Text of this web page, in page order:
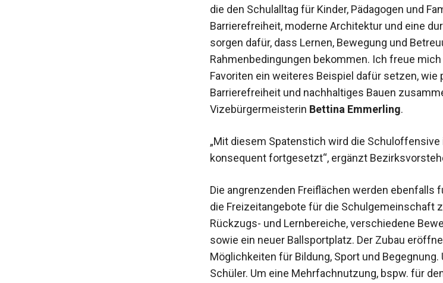
die den Schulalltag für Kinder, Pädagogen und
Barrierefreiheit, moderne Architektur und eine
sorgen dafür, dass Lernen, Bewegung und
Rahmenbedingungen bekommen. Ich freue
Favoriten ein weiteres Beispiel dafür setzen, wie
Barrierefreiheit und nachhaltiges Bauen
Vizebürgermeisterin Bettina Emmerling.
„Mit diesem Spatenstich wird die
konsequent fortgesetzt“, ergänzt
Die angrenzenden Freiflächen werden ebenfalls
die Freizeitangebote für die Schulgemeinschaft
Rückzugs- und Lernbereiche, verschiedene
sowie ein neuer Ballsportplatz. Der Zubau
Möglichkeiten für Bildung, Sport und
Schüler. Um eine Mehrfachnutzung, bspw. für